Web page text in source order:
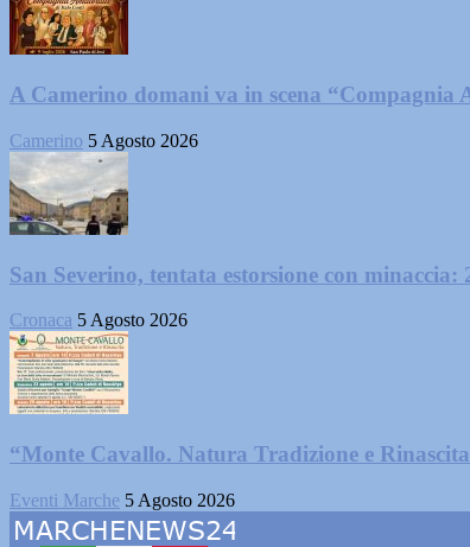
A Camerino domani va in scena “Compagnia
Camerino 5 Agosto 2026
San Severino, tentata estorsione con
Cronaca 5 Agosto 2026
“Monte Cavallo. Natura Tradizione e
Eventi Marche 5 Agosto 2026